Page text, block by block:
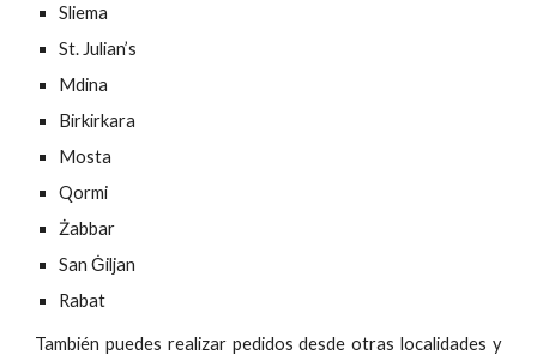
Sliema
St. Julian’s
Mdina
Birkirkara
Mosta
Qormi
Żabbar
San Ġiljan
Rabat
También puedes realizar pedidos desde otras localidades y